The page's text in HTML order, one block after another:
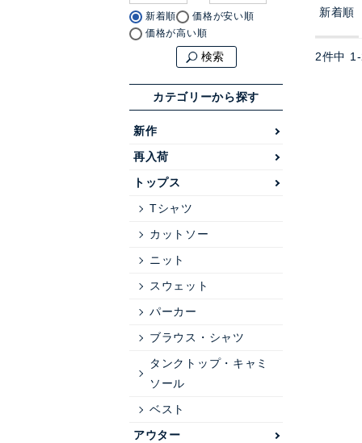
新着順
価格が安い順
価格が高い順
検索
カテゴリーから探す
新作
再入荷
トップス
Tシャツ
カットソー
ニット
スウェット
パーカー
ブラウス・シャツ
タンクトップ・キャミ
ソール
ベスト
アウター
新着順
2件中 1 -